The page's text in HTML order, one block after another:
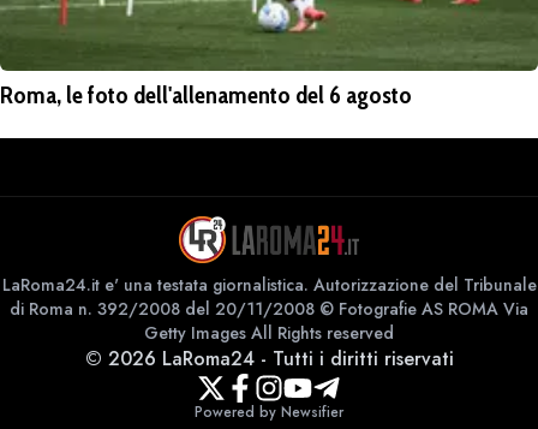
Roma, le foto dell'allenamento del 6 agosto
LaRoma24.it e' una testata giornalistica. Autorizzazione del Tribunale
di Roma n. 392/2008 del 20/11/2008 © Fotografie AS ROMA Via
Getty Images All Rights reserved
© 2026 LaRoma24- Tutti i diritti riservati
Powered by Newsifier